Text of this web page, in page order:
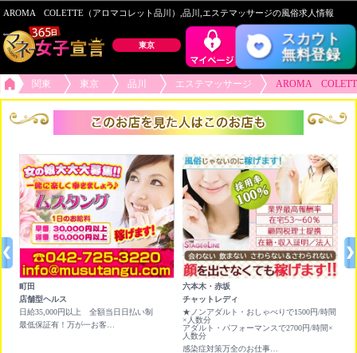
AROMA COLETTE（アロマコレット品川）,品川,エステマッサージの風俗求人情報
東京
スカウト
無料登録
関東 東京 品川 エステマッサージ AROMA
町田
店舗型ヘルス
日給35,000円以上 全額当日日払い制
六本木・赤坂
チャットレディ
★ノンアダルト・おしゃべりで1500円/時間
×人数分
アダルト・パフォーマンスで2700円/時間×
人数分